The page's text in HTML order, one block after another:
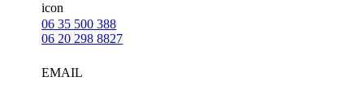
06 35 500 388
06 20 298 8827
EMAIL